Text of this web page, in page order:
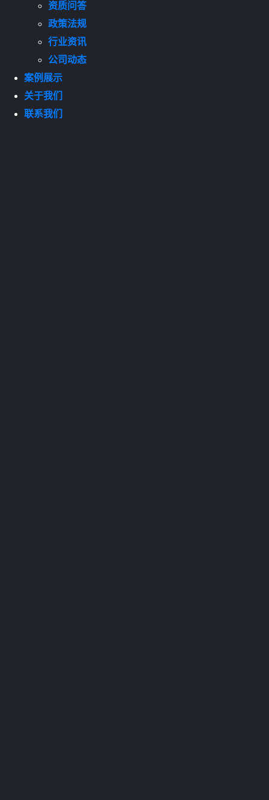
资质问答
政策法规
行业资讯
公司动态
案例展示
关于我们
联系我们